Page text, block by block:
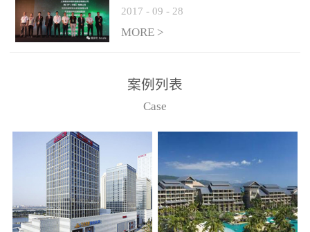
两者之间通过以太网相
联，一台监控主机最多可
从监控主机上获取，最多
只能接6台，超过的需从现
联合采购战略合作平台
2017 - 09 - 28
MORE >
案例列表
Case